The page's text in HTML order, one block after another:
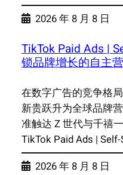
2026 年 8 月 8 日
TikTok Paid Ads |
锁品牌增长的自主
在数字广告的竞争格
新贵跃升为全球品牌
准触达 Z 世代与千禧
TikTok Paid Ads |
2026 年 8 月 8 日